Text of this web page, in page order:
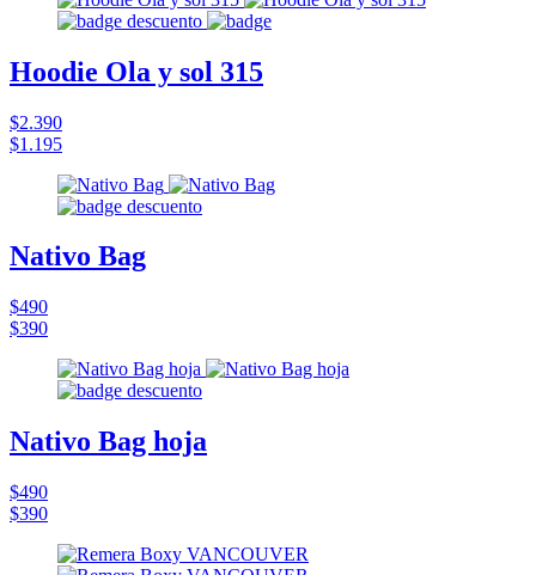
Hoodie Ola y sol 315
$2.390
$1.195
Nativo Bag
$490
$390
Nativo Bag hoja
$490
$390